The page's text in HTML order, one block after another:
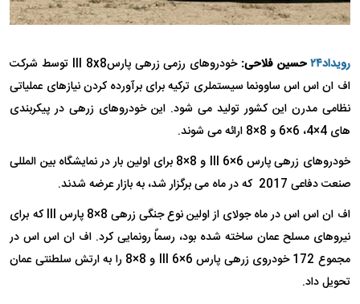
رویداد۲۴ حسین فلاحی:
خودروهای رزمی زرهی پارسIII 8x8 توسط شرکت
اف ان اس اس ساوونما سیستملری ترکیه برای برآورده کردن نیازهای عملیاتی
نظامی مدرن این کشور تولید می شود. این خودروهای زرهی در پیکربندی
های 4×4، 6×6 و 8×8 ارائه می شوند.
خودروهای زرهی پارس III 6×6 و 8×8 برای اولین بار در نمایشگاه بین المللی
صنعت دفاعی 2017 که در ماه می برگزار شد، به بازار عرضه شدند.
اف ان اس اس در ماه جولای از اولین نوع جنگی زرهی 8×8 پارس III که برای
نیروهای مسلح عمان ساخته شده بود، رسماً رونمایی کرد. اف ان اس اس در
مجموع 172 خودروی زرهی پارس III 6×6 و 8×8 را به ارتش سلطنتی عمان
تحویل داد.